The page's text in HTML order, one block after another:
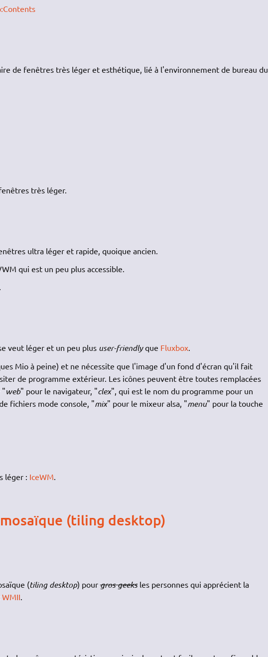
de fenêtres très léger et esthétique, lié à l'environnement de bureau du
très léger.
ultra léger et rapide, quoique ancien.
qui est un peu plus accessible.
veut léger et un peu plus user-friendlyque Fluxbox.
Mio à peine) et ne nécessite que l'image d'un fond d'écran qu'il fait
de programme extérieur. Les icônes peuvent être toutes remplacées
"web" pour le navigateur, "clex", qui est le nom du programme pour un
fichiers mode console, "mix" pour le mixeur alsa, "menu" pour la touche
léger : IceWM
(tiling desktop)
(tiling desktop) pourgros geeksles personnes qui apprécient la
WMII.